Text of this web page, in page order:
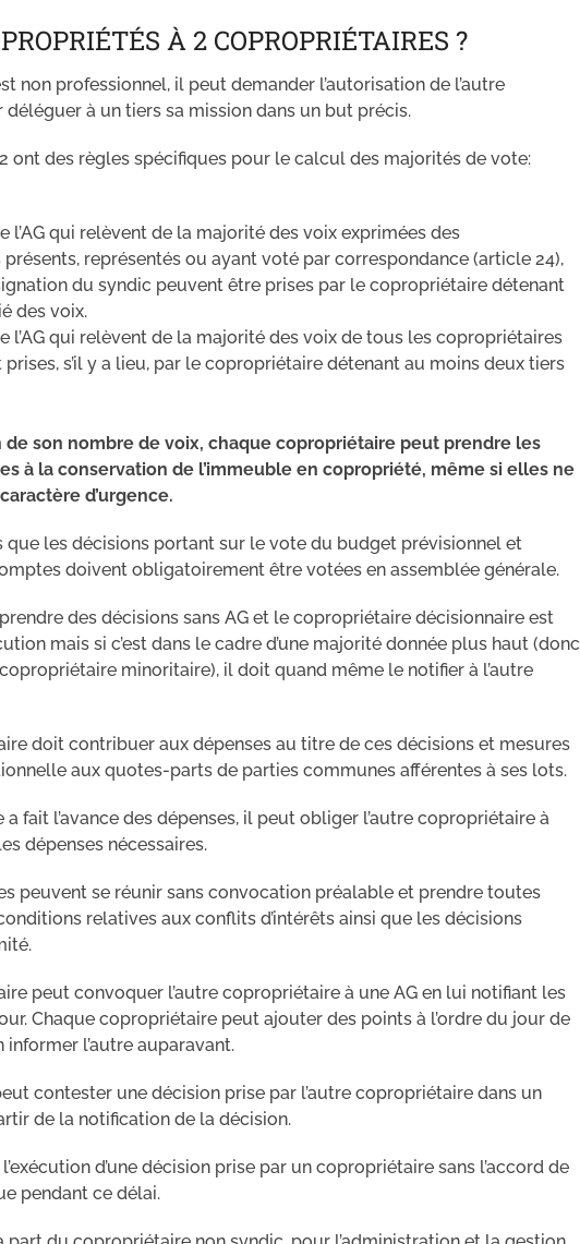
À 2 COPROPRIÉTAIRES ?
non professionnel, il peut demander l’autorisation de l’autre
à un tiers sa mission dans un but précis.
ont des règles spécifiques pour le calcul des majorités de vote:
l’AG qui relèvent de la majorité des voix exprimées des
représentés ou ayant voté par correspondance (article 24),
du syndic peuvent être prises par le copropriétaire détenant
des voix.
l’AG qui relèvent de la majorité des voix de tous les copropriétaires
s’il y a lieu, par le copropriétaire détenant au moins deux tiers
de son nombre de voix, chaque copropriétaire peut prendre les
à la conservation de l’immeuble en copropriété, même si elles ne
d’urgence.
que les décisions portant sur le vote du budget prévisionnel et
doivent obligatoirement être votées en assemblée générale.
des décisions sans AG et le copropriétaire décisionnaire est
mais si c’est dans le cadre d’une majorité donnée plus haut (donc
minoritaire), il doit quand même le notifier à l’autre
doit contribuer aux dépenses au titre de ces décisions et mesures
aux quotes-parts de parties communes afférentes à ses lots.
fait l’avance des dépenses, il peut obliger l’autre copropriétaire à
dépenses nécessaires.
peuvent se réunir sans convocation préalable et prendre toutes
relatives aux conflits d’intérêts ainsi que les décisions
peut convoquer l’autre copropriétaire à une AG en lui notifiant les
Chaque copropriétaire peut ajouter des points à l’ordre du jour de
informer l’autre auparavant.
contester une décision prise par l’autre copropriétaire dans un
de la notification de la décision.
l’exécution d’une décision prise par un copropriétaire sans l’accord de
pendant ce délai.